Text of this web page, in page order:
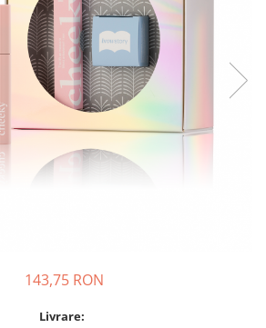
143,75 RON
Livrare: